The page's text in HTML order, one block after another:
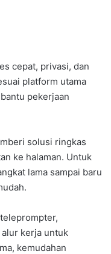
cepat, privasi, dan
platform utama
pekerjaan
solusi ringkas
ke halaman. Untuk
lama sampai baru
alur kerja untuk
kemudahan